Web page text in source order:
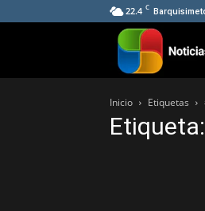
22.4 C
Inicio Etiquetas